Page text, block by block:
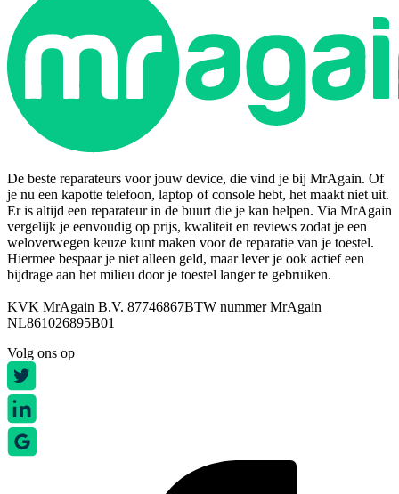
De beste reparateurs voor jouw device, die vind je bij MrAgain. Of
je nu een kapotte telefoon, laptop of console hebt, het maakt niet uit.
Er is altijd een reparateur in de buurt die je kan helpen. Via MrAgain
vergelijk je eenvoudig op prijs, kwaliteit en reviews zodat je een
weloverwegen keuze kunt maken voor de reparatie van je toestel.
Hiermee bespaar je niet alleen geld, maar lever je ook actief een
bijdrage aan het milieu door je toestel langer te gebruiken.
KVK MrAgain B.V. 87746867BTW nummer MrAgain
NL861026895B01
Volg ons op